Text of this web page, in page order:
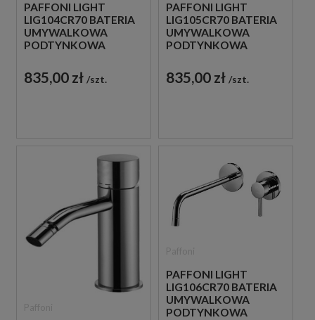
PAFFONI LIGHT
LIG104CR70 BATERIA
UMYWALKOWA
PODTYNKOWA
CHROM
835,00 zł szt.
PAFFONI LIGHT
LIG105CR70 BATERIA
UMYWALKOWA
PODTYNKOWA
CHROM
835,00 zł szt.
PAFFONI LIGHT
LIG106CR70 BATERIA
UMYWALKOWA
PODTYNKOWA